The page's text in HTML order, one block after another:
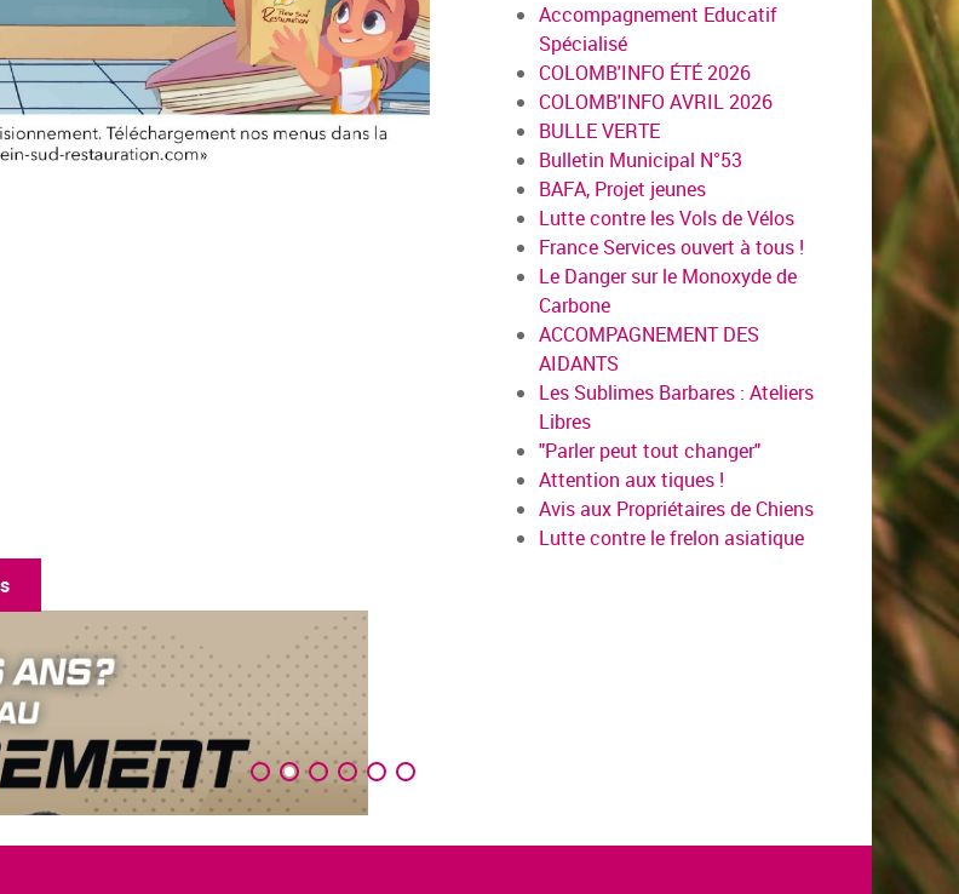
Accompagnement Educatif
Spécialisé
COLOMB'INFO ÉTÉ 2026
COLOMB'INFO AVRIL 2026
BULLE VERTE
Bulletin Municipal N°53
BAFA, Projet jeunes
Lutte contre les Vols de Vélos
France Services ouvert à tous !
Le Danger sur le Monoxyde de
Carbone
ACCOMPAGNEMENT DES
AIDANTS
Les Sublimes Barbares : Ateliers
Libres
"Parler peut tout changer"
Attention aux tiques !
Avis aux Propriétaires de Chiens
Lutte contre le frelon asiatique